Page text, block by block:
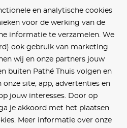
en analytische cookies
voor de werking van de
informatie te verzamelen. We
ook gebruik van marketing
wij en onze partners jouw
buiten Pathé Thuis volgen en
site, app, advertenties en
jouw interesses. Door op
je akkoord met het plaatsen
Meer informatie over onze